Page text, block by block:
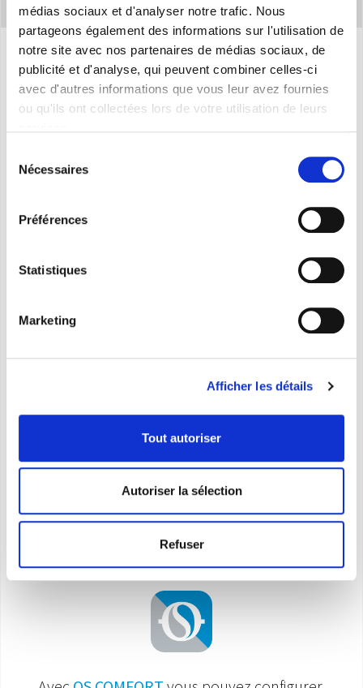
médias sociaux et d'analyser notre trafic. Nous
partageons également des informations sur l'utilisation de
notre site avec nos partenaires de médias sociaux, de
publicité et d'analyse, qui peuvent combiner celles-ci
avec d'autres informations que vous leur avez fournies
ou qu'ils ont collectées lors de votre utilisation de leurs
Nécessaires
Préférences
Statistiques
Marketing
Afficher les détails
Tout autoriser
Autoriser la sélection
Refuser
Caracteristiques
Puissance fournie en refroidissement (nominale):
Puissance fournie en chauffage (nominale):2,93
refroidissement:
Classe d’efficacité énergétique en mode chauffage:
A+
* Equipement non fermé hermétiquement contenant du GAZ fluoré​
Smart Control